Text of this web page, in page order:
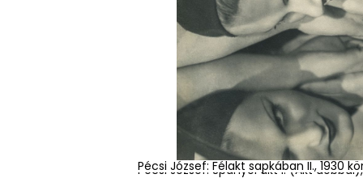
Pécsi József: Spanyol akt I. (Akt
Pécsi József: Félakt sapkában II., 1930